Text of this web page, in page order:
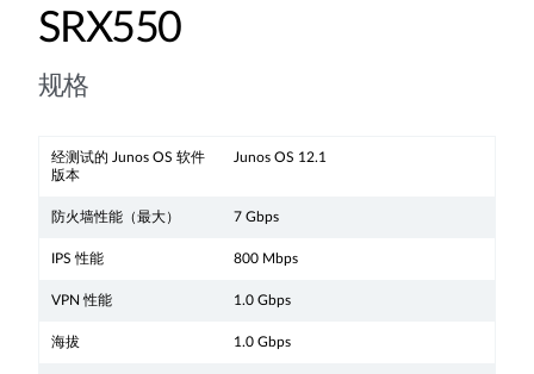
SRX550
规格
经测试的 Junos OS 软件
版本
Junos OS 12.1
防火墙性能（最大） 7 Gbps
IPS 性能 800 Mbps
VPN 性能 1.0 Gbps
海拔 1.0 Gbps